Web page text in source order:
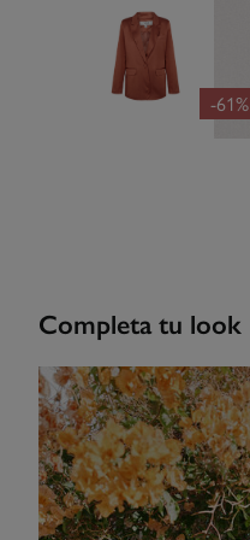
-61%
Completa tu look